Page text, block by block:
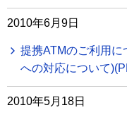
2010年6月9日
提携ATMのご利用
への対応について
2010年5月18日